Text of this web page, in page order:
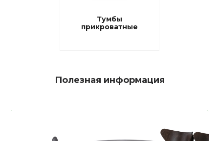
Тумбы
прикроватные
Полезная информация